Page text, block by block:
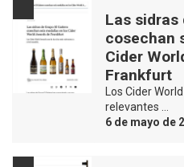
Las sidras
cosechan
Cider
Frankfurt
Los Cider
relevantes …
6 de mayo de